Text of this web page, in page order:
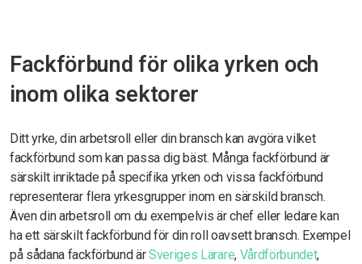
Fackförbund för olika yrken och
inom olika sektorer
Ditt yrke, din arbetsroll eller din bransch kan avgöra vilket
fackförbund som kan passa dig bäst. Många fackförbund är
särskilt inriktade på specifika yrken och vissa fackförbund
representerar flera yrkesgrupper inom en särskild bransch.
Även din arbetsroll om du exempelvis är chef eller ledare kan
ha ett särskilt fackförbund för din roll oavsett bransch. Exempel
på sådana fackförbund ärSveriges Lärare, Vårdförbundet,